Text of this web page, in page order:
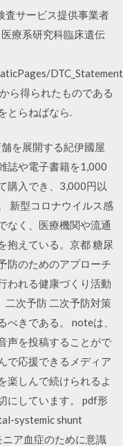
査サービス提供事業者
療系研究科臨床遺伝
ら得られたものである
とらねばなら.
を展開する紀伊國屋
誌や電子書籍を1,000
購入でき、3,000円以
新型コロナウイルス感
なく、医療機関や流通
抱えている。京都 糖尿
防のためのアプローチ
われる健康づくり活動
二次予防 二次予防対策
べきである。 noteは、
声を投稿することがで
で応援できるメディア
楽しんで続けられるよ
にしています。 pdf形
systemic shunt
ニア血症のために意識